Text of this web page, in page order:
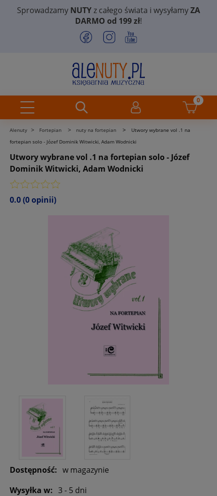
Sprowadzamy NUTYz całego świata i wysyłamyZA
DARMO od 199 zł!
Alenuty > Fortepian > nuty na fortepian >
Utwory wybrane vol .1 na
fortepian solo - Józef Dominik Witwicki, Adam Wodnicki
Utwory wybrane vol .1 na fortepian solo - Józef
Dominik Witwicki, Adam Wodnicki
0.0(0 opinii)
Dostępność: w magazynie
Wysyłka w: 3 - 5 dni